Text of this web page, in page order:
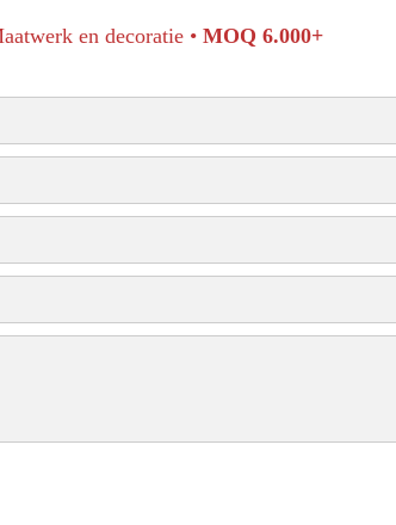
en decoratie • MOQ 6.000+